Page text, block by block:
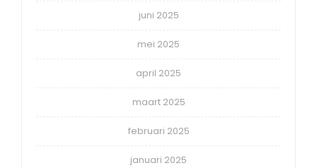
juni 2025
mei 2025
april 2025
maart 2025
februari 2025
januari 2025